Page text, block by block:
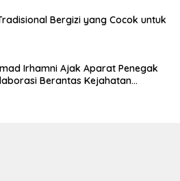
Bergizi yang Cocok untuk
Irhamni Ajak Aparat Penegak
Berantas Kejahatan